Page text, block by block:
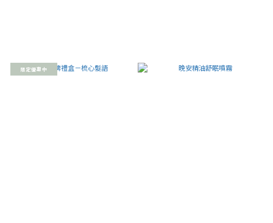
限定優惠中